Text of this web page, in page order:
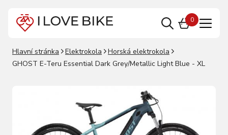
0
Hlavní stránka Elektrokola
Horská elektrokola
GHOST E-Teru Essential Dark Grey/Metallic Light Blue - XL